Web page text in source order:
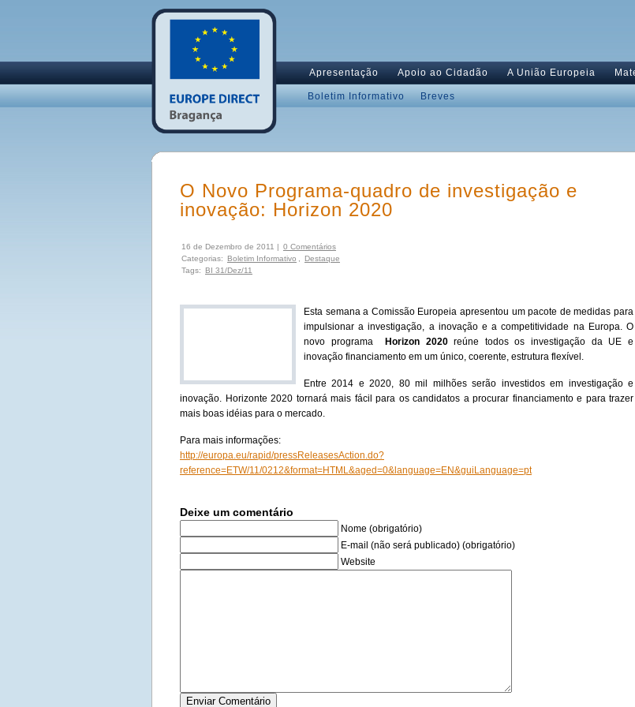
Apresentação Apoio ao Cidadão A União Europeia
Boletim Informativo Breves
O Novo Programa-quadro de investigação e
inovação: Horizon 2020
16 de Dezembro de 2011 | 0 Comentários
Categorias:
Boletim Informativo
Destaque
Tags:
BI 31/Dez/11
Esta semana a Comissão Europeia apresentou um pacote de medidas para
impulsionar a investigação, a inovação e a competitividade na Europa. O
novo programa
Horizon 2020reúne todos os investigação da UE e
inovação financiamento em um único, coerente, estrutura flexível.
Entre 2014 e 2020, 80 mil milhões serão investidos em investigação e
inovação. Horizonte 2020 tornará mais fácil para os candidatos a procurar financiamento e para trazer
mais boas idéias para o mercado.
Para mais informações:
http://europa.eu/rapid/pressReleasesAction.do?
reference=ETW/11/0212&format=HTML&aged=0&language=EN&guiLanguage=pt
Deixe um comentário
Nome (obrigatório)
E-mail (não será publicado) (obrigatório)
Website